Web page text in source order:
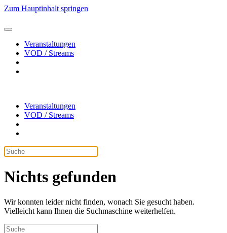
Zum Hauptinhalt springen
Veranstaltungen
VOD / Streams
Veranstaltungen
VOD / Streams
Nichts gefunden
Wir konnten leider nicht finden, wonach Sie gesucht haben.
Vielleicht kann Ihnen die Suchmaschine weiterhelfen.